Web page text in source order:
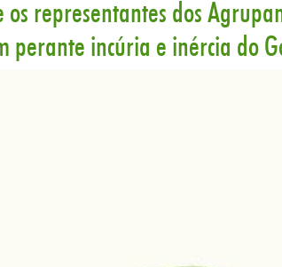
os representantes dos
perante incúria e inércia do